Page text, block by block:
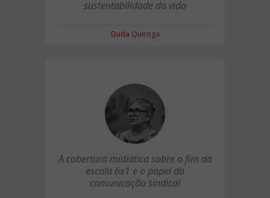
sustentabilidade da vida
Duda Quiroga
A cobertura midiática sobre o fim da
escala 6x1 e o papel da
comunicação sindical